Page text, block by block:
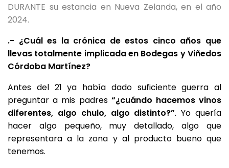
DURANTE su estancia en Nueva Zelanda, en el año
2024.
.- ¿Cuál es la crónica de estos cinco años que
llevas totalmente implicada en Bodegas y Viñedos
Córdoba Martínez?
Antes del 21 ya había dado suficiente guerra al
preguntar a mis padres “¿cuándo hacemos vinos
diferentes, algo chulo, algo distinto?”. Yo quería
hacer algo pequeño, muy detallado, algo que
representara a la zona y al producto bueno que
tenemos.